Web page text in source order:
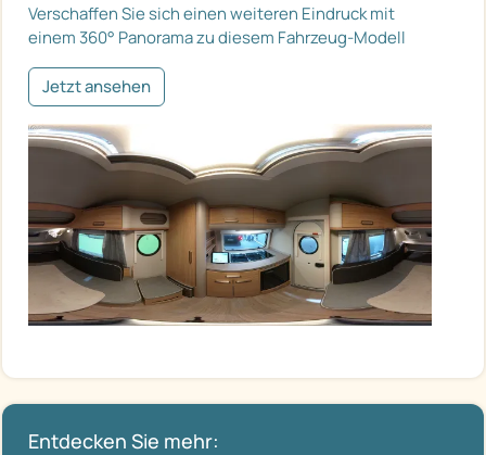
Verschaffen Sie sich einen weiteren Eindruck mit
einem 360° Panorama zu diesem Fahrzeug-Modell
Jetzt ansehen
Entdecken Sie mehr: